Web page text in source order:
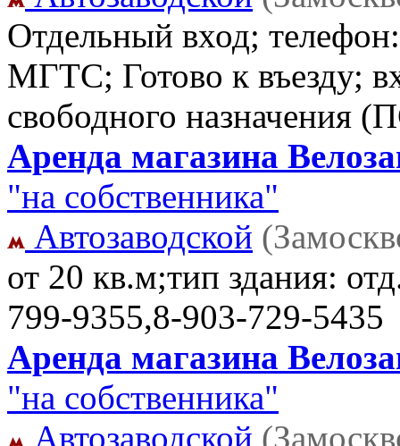
Отдельный вход;
МГТС; Готово к въезду;
свободного назначения
Аренда магазина
"на собственника"
Автозаводской
от 20 кв.м;тип здания:
799-9355,8-903-729-5435
Аренда магазина
"на собственника"
Автозаводской